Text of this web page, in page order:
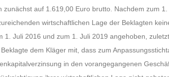
zunächst auf 1.619,00 Euro brutto. Nachdem zum
wirtschaftlichen Lage der Beklagten
1. Juli 2016 und zum 1. Juli 2019 angehoben,
dem Kläger mit, dass zum
in den vorangegangenen